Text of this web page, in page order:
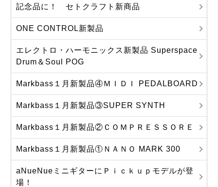
記念品に！ セトクラフト新商品
ONE CONTROL新製品
エレクトロ・ハーモニックス新製品 Superspace
Drum＆Soul POG
Markbass１月新製品④ＭＩＤＩ PEDALBOARD
Markbass１月新製品③SUPER SYNTH
Markbass１月新製品②ＣＯＭＰＲＥＳＳＯＲＥ
Markbass１月新製品①ＮＡＮＯ MARK 300
aNueNueミニギターにＰｉｃｋｕｐモデルが登
場！